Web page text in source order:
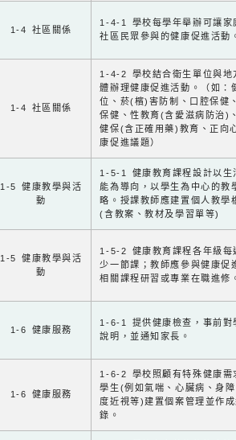
1-4 社區關係
1-4-1 學校每學年舉辦可讓家
社區民眾參與的健康促進活動
1-4 社區關係
1-4-2 學校結合衛生單位與地
體辦理健康促進活動。（如：
位、菸(檳)害防制、口腔保健
保健、性教育(含愛滋病防治)
健保(含正確用藥)教育、正向
康促進議題）
1-5 健康教學與活
動
1-5-1 健康教育課程設計以生
能為導向，以學生為中心的教
略。授課教師應建置個人教學
(含教案、教材及學習單等)
1-5 健康教學與活
動
1-5-2 健康教育課程各年級每
少一節課；教師應參與健康促
相關課程研習或專業在職進修
1-6 健康服務
1-6-1 提供健康檢查，事前對
說明，並通知家長。
1-6 健康服務
1-6-2 學校照顧有特殊健康需
學生(例如氣喘、心臟病、身
度近視等)建置個案管理並作
錄。